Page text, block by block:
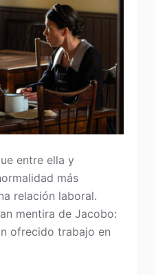
entre ella y
más
relación laboral.
mentira de Jacobo:
ofrecido trabajo en